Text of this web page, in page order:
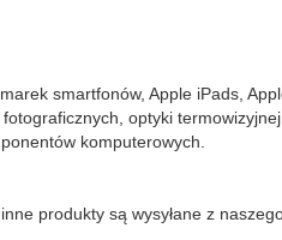
smartfonów, Apple iPads,
optyki
komputerowych.
produkty są wysyłane z